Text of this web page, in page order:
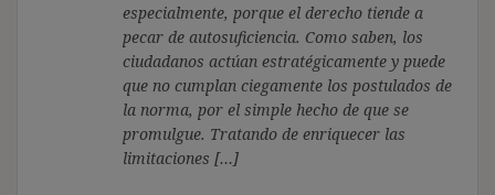
especialmente, porque el derecho tiende a
pecar de autosuficiencia. Como saben, los
ciudadanos actúan estratégicamente y puede
que no cumplan ciegamente los postulados de
la norma, por el simple hecho de que se
promulgue. Tratando de enriquecer las
limitaciones […]